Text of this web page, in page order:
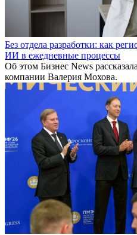
Без отдела разработки: как
ИИ в ежедневные процессы
Об этом Бизнес News
компании Валерия Мохова.